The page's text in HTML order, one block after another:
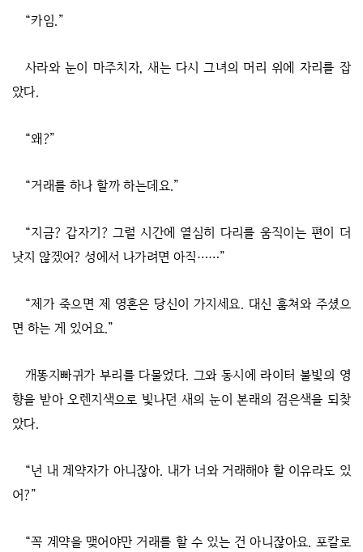
“카임.”
사라와 눈이 마주치자, 새는 다시 그녀의 머리 위에 자리를 잡
았다.
“왜?”
“거래를 하나 할까 하는데요.”
“지금? 갑자기? 그럴 시간에 열심히 다리를 움직이는 편이 더
낫지 않겠어? 성에서 나가려면 아직……”
“제가 죽으면 제 영혼은 당신이 가지세요. 대신 훔쳐와 주셨으
면 하는 게 있어요.”
개똥지빠귀가 부리를 다물었다. 그와 동시에 라이터 불빛의 영
향을 받아 오렌지색으로 빛나던 새의 눈이 본래의 검은색을 되찾
았다.
“넌 내 계약자가 아니잖아. 내가 너와 거래해야 할 이유라도 있
어?”
“꼭 계약을 맺어야만 거래를 할 수 있는 건 아니잖아요. 포칼로